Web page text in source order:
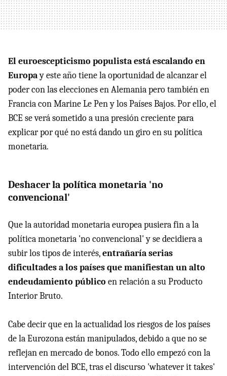
El euroescepticismo populista está escalando en
Europay este año tiene la oportunidad de alcanzar el
poder con las elecciones en Alemania pero también en
Francia con Marine Le Pen y los Países Bajos. Por ello, el
BCE se verá sometido a una presión creciente para
explicar por qué no está dando un giro en su política
monetaria.
Deshacer la política monetaria 'no
convencional'
Que la autoridad monetaria europea pusiera fin a la
política monetaria 'no convencional' y se decidiera a
subir los tipos de interés,entrañaría serias
dificultades a los países que manifiestan un alto
endeudamiento público en relación a su Producto
Interior Bruto.
Cabe decir que en la actualidad los riesgos de los países
de la Eurozona están manipulados, debido a que no se
reflejan en mercado de bonos. Todo ello empezó con la
intervención del BCE, tras el discurso 'whatever it takes'